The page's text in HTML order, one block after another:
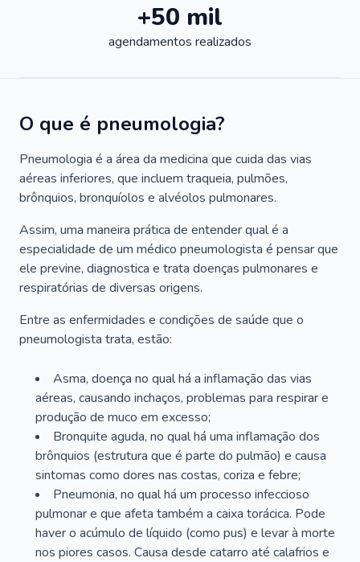
+50 mil
agendamentos realizados
O que é pneumologia?
Pneumologia é a área da medicina que cuida das vias
aéreas inferiores, que incluem traqueia, pulmões,
brônquios, bronquíolos e alvéolos pulmonares.
Assim, uma maneira prática de entender qual é a
especialidade de um médico pneumologista é pensar que
ele previne, diagnostica e trata doenças pulmonares e
respiratórias de diversas origens.
Entre as enfermidades e condições de saúde que o
pneumologista trata, estão:
Asma, doença no qual há a inflamação das vias
aéreas, causando inchaços, problemas para respirar e
produção de muco em excesso;
Bronquite aguda, no qual há uma inflamação dos
brônquios (estrutura que é parte do pulmão) e causa
sintomas como dores nas costas, coriza e febre;
Pneumonia, no qual há um processo infeccioso
pulmonar e que afeta também a caixa torácica. Pode
haver o acúmulo de líquido (como pus) e levar à morte
nos piores casos. Causa desde catarro até calafrios e